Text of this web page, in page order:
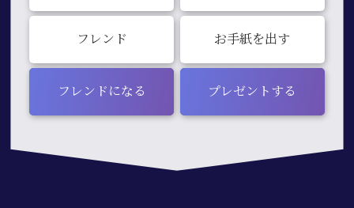
フレンド お手紙を出す
フレンドになる プレゼントする